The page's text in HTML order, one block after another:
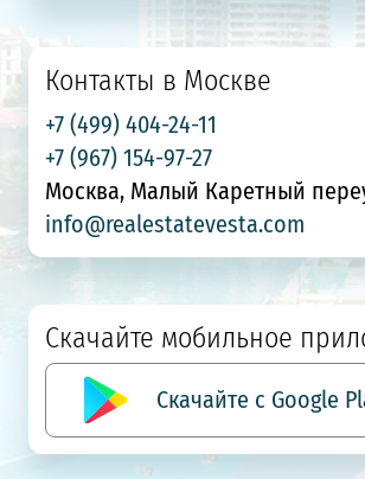
Контакты в Москве
+7 (499) 404-24-11
+7 (967) 154-97-27
Москва, Малый Каретный
info@realestatevesta.com
Скачайте мобильное
Скачайте с Google